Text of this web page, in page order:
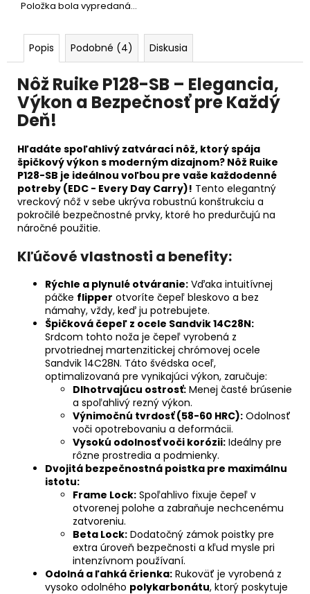
Položka bola vypredaná…
Popis Podobné (4) Diskusia
Nôž Ruike P128-SB – Elegancia,
Výkon a Bezpečnosť pre Každý
Deň!
Hľadáte spoľahlivý zatvárací nôž, ktorý spája
špičkový výkon s moderným dizajnom? Nôž Ruike
P128-SB je ideálnou voľbou pre vaše každodenné
potreby (EDC - Every Day Carry)! Tento elegantný
vreckový nôž v sebe ukrýva robustnú konštrukciu a
pokročilé bezpečnostné prvky, ktoré ho predurčujú na
náročné použitie.
Kľúčové vlastnosti a benefity:
Rýchle a plynulé otváranie: Vďaka intuitívnej
páčke flipper otvoríte čepeľ bleskovo a bez
námahy, vždy, keď ju potrebujete.
Špičková čepeľ z ocele Sandvik 14C28N:
Srdcom tohto noža je čepeľ vyrobená z
prvotriednej martenzitickej chrómovej ocele
Sandvik 14C28N. Táto švédska oceľ,
optimalizovaná pre vynikajúci výkon, zaručuje:
Dlhotrvajúcu ostrosť: Menej časté brúsenie
a spoľahlivý rezný výkon.
Výnimočnú tvrdosť (58-60 HRC): Odolnosť
voči opotrebovaniu a deformácii.
Vysokú odolnosť voči korózii: Ideálny pre
rôzne prostredia a podmienky.
Dvojitá bezpečnostná poistka pre maximálnu
istotu:
Frame Lock: Spoľahlivo fixuje čepeľ v
otvorenej polohe a zabraňuje nechcenému
zatvoreniu.
Beta Lock: Dodatočný zámok poistky pre
extra úroveň bezpečnosti a kľud mysle pri
intenzívnom používaní.
Odolná a ľahká črienka: Rukoväť je vyrobená z
vysoko odolného polykarbonátu, ktorý poskytuje
m